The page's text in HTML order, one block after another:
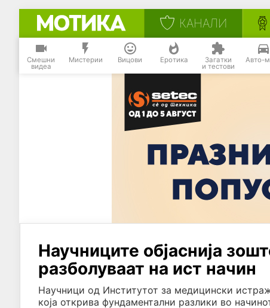
КАНАЛИ
Смешни
видеа
Мистерии Вицови Еротика Загатки
и тестови
Авто-
Научниците објаснија
разболуваат на ист начин
Научници од Институтот за медицински
која открива фундаментални разлики во